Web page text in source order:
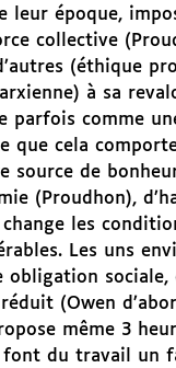
leur époque,
collective
(éthique
à sa
parfois comme
que cela
source de
(Proudhon),
les
Les uns
obligation
(Owen
même 3
font du travail un